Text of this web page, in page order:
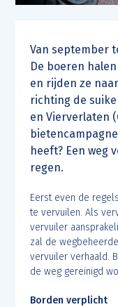
Van september
De boeren
en rijden ze
richting de
en Vierverlaten
heeft? Een weg
regen.
Eerst even de
te vervuilen. Als
vervuiler
zal de
vervuiler verhaald.
de weg gereinigd
Borden verplicht